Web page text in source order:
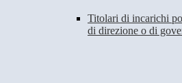
Titolari di incarichi
di direzione o di